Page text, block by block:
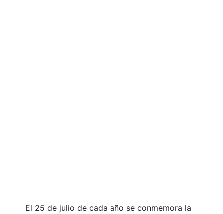
El 25 de julio de cada año se conmemora la